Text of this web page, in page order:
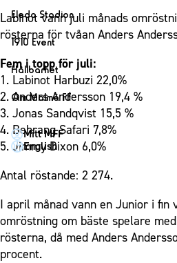
Biljettvillkor
Damlaget
Spelare
Ledarstab
Skånecupen
Fotbollsskolan
Fotbollsnätverket
P19
F19
P17
F17
Malmö Trophy
Bli företagspartner
Nätverket
Partner dam
Eleda Stadion
Eleda Stadion
Erics Bar & Restaurang
Matchdag på Eleda Stadion
MFF-museet & rundvandringar
1910 Event
1910 Event
Fest & Event
Konferens
Möte
Mässa
Sommarfest
Julshow
Inspiration
Vanliga frågor om 1910 Event
Hållbarhet
Hållbarhet
Himmelsblå framtid – en match
MFF i samhället
Laget för alla
Nattfotboll
Himmelsblå Tillsammans
Karriärakademin
Grundskolefotboll mot rasismer
Om Malmö FF
Om Malmö FF
Kontakt
Historik – damlaget
Närstående organisationer
Policydokument
Mitt MFF
English
Labinot vann juli månads
rösterna för tvåan Anders
Fem i topp för juli:
1. Labinot Harbuzi 22,0%
2. Anders Andersson 19,4 %
3. Jonas Sandqvist 15,5 %
4. Behrang Safari 7,8%
5. Jimmy Dixon 6,0%
Antal röstande: 2 274.
I april månad vann en Junior i fin
omröstning om bäste spelare
rösterna, då med Anders
procent.